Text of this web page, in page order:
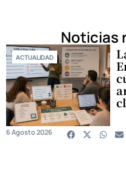
Noticias
ACTUALIDAD
6 Agosto 2026